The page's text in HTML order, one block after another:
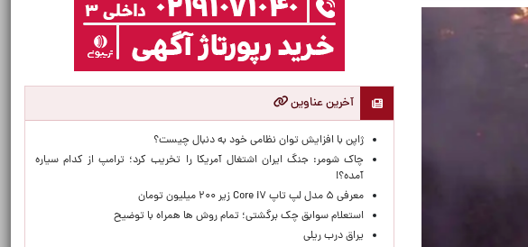
آخرین عناوین
ژاپن با افزایش توان نظامی خود به دنبال چیست؟
چاک شومر: جنگ ایران اشتغال آمریکا را تخریب کرد؛ ترامپ از کدام سیاره
آمده؟!
معرفی ۵ مدل لپ تاپ Core i۷ زیر ۲۰۰ میلیون تومان
استعلام سوابق چک برگشتی؛ تمام روش ها همراه با توضیح
یراق درب ریلی